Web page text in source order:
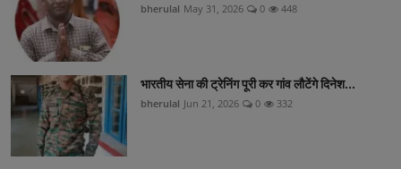
bherulal May 31, 2026 0 448
भारतीय सेना की ट्रेनिंग पूरी कर गांव लौटेंगे दिनेश...
bherulal Jun 21, 2026 0 332